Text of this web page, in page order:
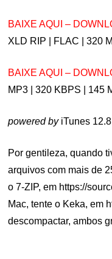
BAIXE AQUI –
XLD RIP | FLAC | 320
BAIXE AQUI –
MP3 | 320 KBPS | 145
powered byiTunes
Por gentileza, quando
arquivos com mais de
o 7-ZIP, em https://
Mac, tente o Keka, em
descompactar, ambos